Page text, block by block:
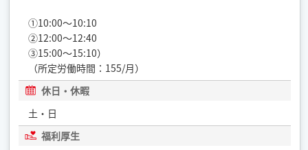
①10:00～10:10
②12:00～12:40
③15:00～15:10）
（所定労働時間：155/月）
休日・休暇
土・日
福利厚生